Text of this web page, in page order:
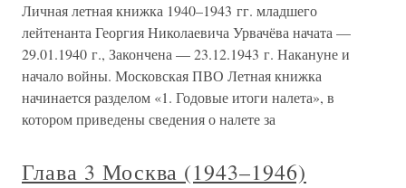
Личная летная книжка 1940–1943 гг. младшего
лейтенанта Георгия Николаевича Урвачёва начата —
29.01.1940 г., Закончена — 23.12.1943 г. Накануне и
начало войны. Московская ПВО Летная книжка
начинается разделом «1. Годовые итоги налета», в
котором приведены сведения о налете за
Глава 3 Москва (1943–1946)